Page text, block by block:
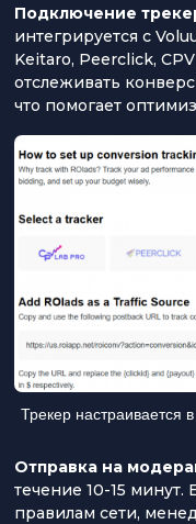
Подключение
интегрируется с
Keitaro, Peerclick,
отслеживать
что помогает
Трекер настраивается
Отправка на
течение 10-15 минут.
правилам сети,